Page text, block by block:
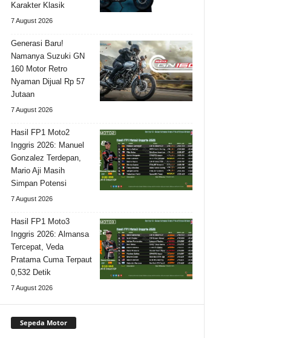
Karakter Klasik
7 August 2026
Generasi Baru!
Namanya Suzuki GN
160 Motor Retro
Nyaman Dijual Rp 57
Jutaan
7 August 2026
Hasil FP1 Moto2
Inggris 2026: Manuel
Gonzalez Terdepan,
Mario Aji Masih
Simpan Potensi
7 August 2026
Hasil FP1 Moto3
Inggris 2026: Almansa
Tercepat, Veda
Pratama Cuma Terpaut
0,532 Detik
7 August 2026
Sepeda Motor